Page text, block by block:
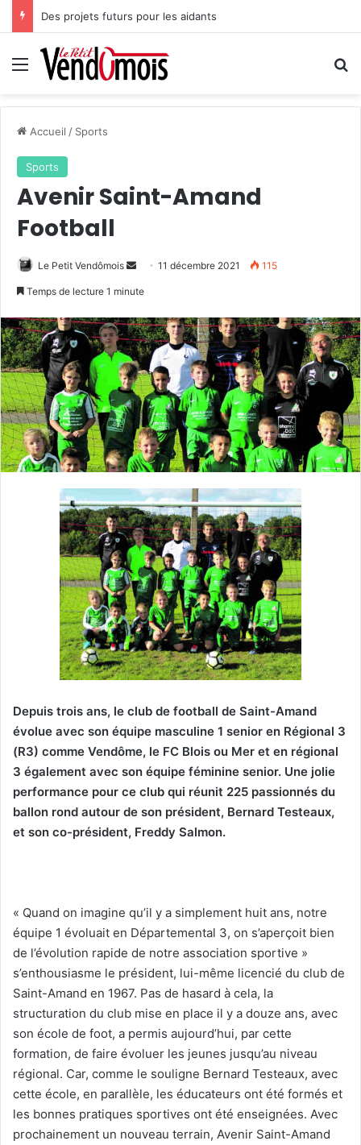
Des projets futurs pour les aidants
Menu
Accueil / Sports
Sports
Avenir Saint-Amand
Football
Le Petit Vendômois
o
y
e
r
u
n
c
o
r
i
e
l
11 décembre 2021 115
Temps de lecture 1 minute
Depuis trois ans, le club de football de Saint-Amand
évolue avec son équipe masculine 1 senior en Régional 3
(R3) comme Vendôme, le FC Blois ou Mer et en régional
3 également avec son équipe féminine senior. Une jolie
performance pour ce club qui réunit 225 passionnés du
ballon rond autour de son président, Bernard Testeaux,
et son co-président, Freddy Salmon.
« Quand on imagine qu’il y a simplement huit ans, notre
équipe 1 évoluait en Départemental 3, on s’aperçoit bien
de l’évolution rapide de notre association sportive »
s’enthousiasme le président, lui-même licencié du club de
Saint-Amand en 1967. Pas de hasard à cela, la
structuration du club mise en place il y a douze ans, avec
son école de foot, a permis aujourd’hui, par cette
formation, de faire évoluer les jeunes jusqu’au niveau
régional. Car, comme le souligne Bernard Testeaux, avec
cette école, en parallèle, les éducateurs ont été formés et
les bonnes pratiques sportives ont été enseignées. Avec
prochainement un nouveau terrain, Avenir Saint-Amand